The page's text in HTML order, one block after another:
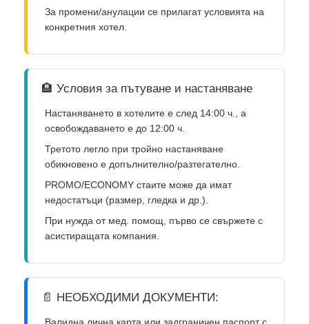
За промени/анулации се прилагат условията на
конкретния хотел.
🏨 Условия за пътуване и настаняване
Настаняването в хотелите е след 14:00 ч., а
освобождаването е до 12:00 ч.
Третото легло при тройно настаняване
обикновено е допълнително/разтегателно.
PROMO/ECONOMY стаите може да имат
недостатъци (размер, гледка и др.).
При нужда от мед. помощ, първо се свържете с
асистиращата компания.
📄 НЕОБХОДИМИ ДОКУМЕНТИ: